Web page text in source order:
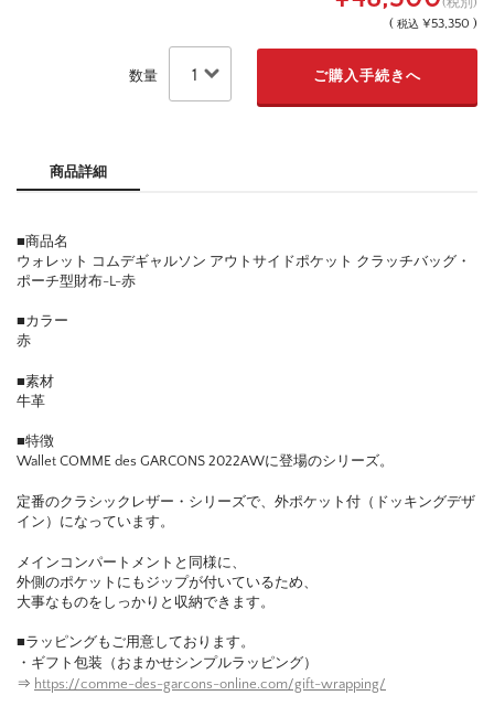
( 税込 ¥53,350 )
数量
商品詳細
■商品名
ウォレット コムデギャルソン アウトサイドポケット クラッチバッグ・
ポーチ型財布-L-赤
■カラー
赤
■素材
牛革
■特徴
Wallet COMME des GARCONS 2022AWに登場のシリーズ。
定番のクラシックレザー・シリーズで、外ポケット付（ドッキングデザ
イン）になっています。
メインコンパートメントと同様に、
外側のポケットにもジップが付いているため、
大事なものをしっかりと収納できます。
■ラッピングもご用意しております。
・ギフト包装（おまかせシンプルラッピング）
⇒ https://comme-des-garcons-online.com/gift-wrapping/